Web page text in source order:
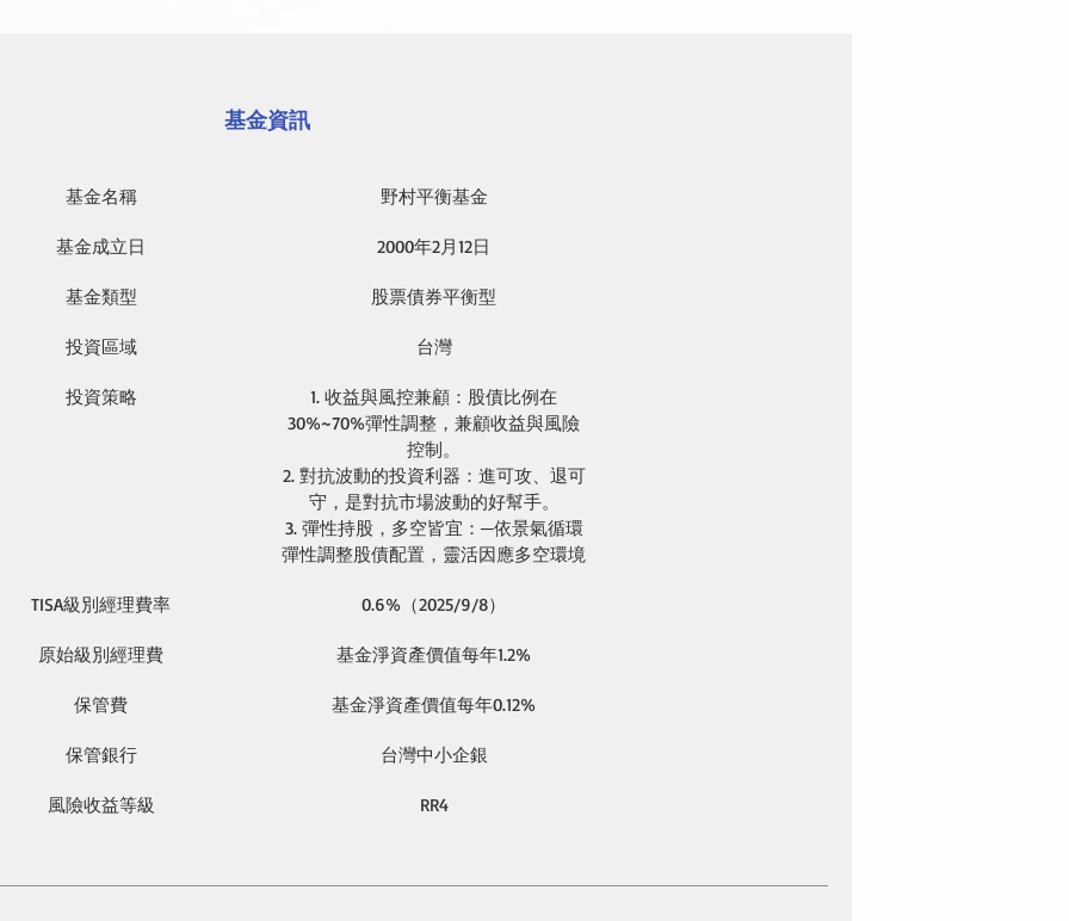
•     動態調整資產比例：
例如：升息期間提高債券比重，股市多頭時提高股
基金資訊
基金名稱 野村平衡基金
基金成立日 2000年2月12日
基金類型 股票債券平衡型
投資區域 台灣
投資策略 1. 收益與風控兼顧：股債比例在
30%~70%彈性調整，兼顧收益與風險
控制。
2. 對抗波動的投資利器：進可攻、退可
守，是對抗市場波動的好幫手。
3. 彈性持股，多空皆宜：─依景氣循環
彈性調整股債配置，靈活因應多空環境
TISA級別經理費率 0.6% （2025/9/8）
原始級別經理費 基金淨資產價值每年1.2%
保管費 基金淨資產價值每年0.12%
保管銀行 台灣中小企銀
風險收益等級 RR4